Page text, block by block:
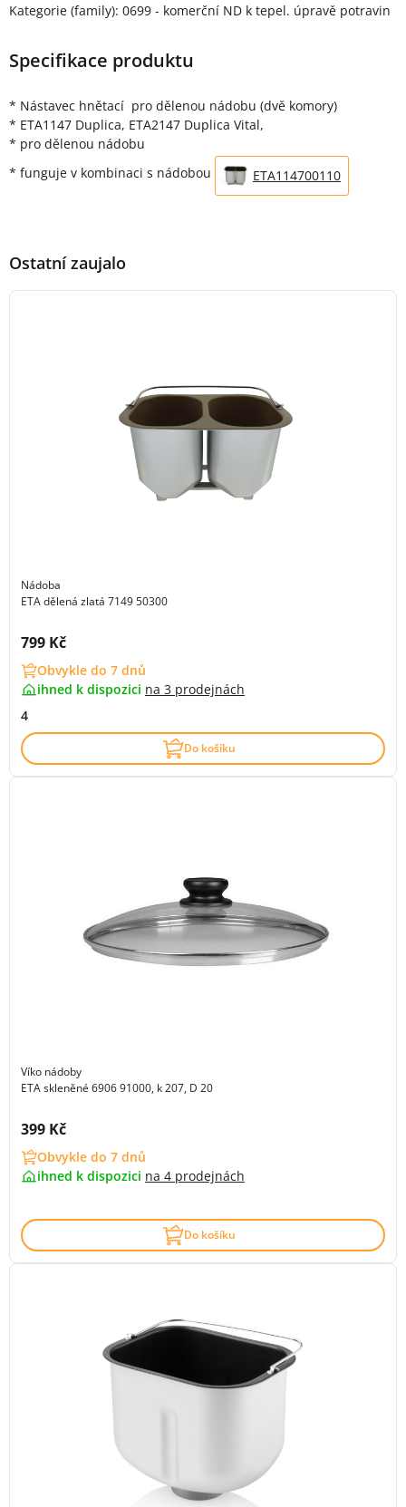
Popis produktu
Kategorie (family): 0699 - komerční ND k tepel. úpravě potravin
Specifikace produktu
* Nástavec hnětací pro dělenou nádobu (dvě komory)
* ETA1147 Duplica, ETA2147 Duplica Vital,
* pro dělenou nádobu
* funguje v kombinaci s nádobou
ETA114700110
Ostatní zaujalo
Nádoba
ETA dělená zlatá 7149 50300
Cena s DPH:
799 Kč
Obvykle do 7 dnů
ihned k dispozici na 3 prodejnách
4
Do košíku
Víko nádoby
ETA skleněné 6906 91000, k 207, D 20
Cena s DPH:
399 Kč
Obvykle do 7 dnů
ihned k dispozici na 4 prodejnách
Do košíku